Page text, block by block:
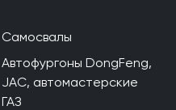
Самосвалы
Автофургоны DongFeng,
JAC, автомастерские
ГАЗ